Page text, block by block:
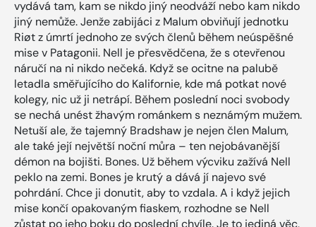
vydává tam, kam se nikdo jiný neodváží nebo kam nikdo
jiný nemůže. Jenže zabijáci z Malum obviňují jednotku
Riøt z úmrtí jednoho ze svých členů během neúspěšné
mise v Patagonii. Nell je přesvědčena, že s otevřenou
náručí na ni nikdo nečeká. Když se ocitne na palubě
letadla směřujícího do Kalifornie, kde má potkat nové
kolegy, nic už ji netrápí. Během poslední noci svobody
se nechá unést žhavým románkem s neznámým mužem.
Netuší ale, že tajemný Bradshaw je nejen člen Malum,
ale také její největší noční můra – ten nejobávanější
démon na bojišti. Bones. Už během výcviku zažívá Nell
peklo na zemi. Bones je krutý a dává jí najevo své
pohrdání. Chce ji donutit, aby to vzdala. A i když jejich
mise končí opakovaným fiaskem, rozhodne se Nell
zůstat po jeho boku do poslední chvíle. Je to jediná věc,